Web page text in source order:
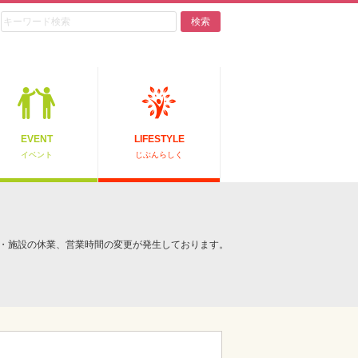
検索
EVENT
イベント
LIFESTYLE
じぶんらしく
設の休業、営業時間の変更が発生しております。